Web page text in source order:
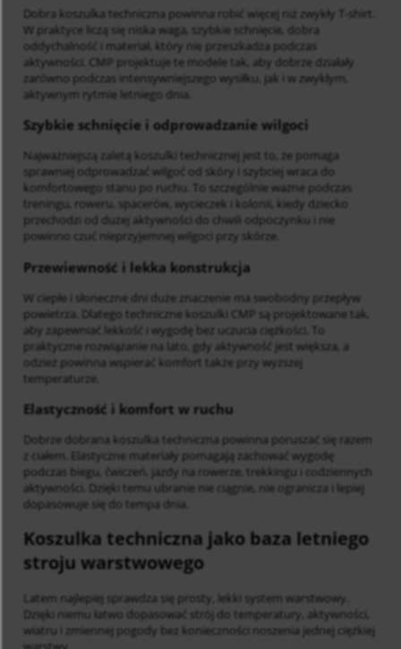
Dobra koszulka techniczna powinna robić więcej niż zwykły T-shirt.
W praktyce liczą się niska waga, szybkie schnięcie, dobra
oddychalność i materiał, który nie przeszkadza podczas
aktywności. CMP projektuje te modele tak, aby dobrze działały
zarówno podczas intensywniejszego wysiłku, jak i w zwykłym,
aktywnym rytmie letniego dnia.
Szybkie schnięcie i odprowadzanie wilgoci
Najważniejszą zaletą koszulki technicznej jest to, że pomaga
sprawniej odprowadzać wilgoć od skóry i szybciej wraca do
komfortowego stanu po ruchu. To szczególnie ważne podczas
treningu, roweru, spacerów, wycieczek i kolonii, kiedy dziecko
przechodzi od dużej aktywności do chwili odpoczynku i nie
powinno czuć nieprzyjemnej wilgoci przy skórze.
Przewiewność i lekka konstrukcja
W ciepłe i słoneczne dni duże znaczenie ma swobodny przepływ
powietrza. Dlatego techniczne koszulki CMP są projektowane tak,
aby zapewniać lekkość i wygodę bez uczucia ciężkości. To
praktyczne rozwiązanie na lato, gdy aktywność jest większa, a
odzież powinna wspierać komfort także przy wyższej
temperaturze.
Elastyczność i komfort w ruchu
Dobrze dobrana koszulka techniczna powinna poruszać się razem
z ciałem. Elastyczne materiały pomagają zachować wygodę
podczas biegu, ćwiczeń, jazdy na rowerze, trekkingu i codziennych
aktywności. Dzięki temu ubranie nie ciągnie, nie ogranicza i lepiej
dopasowuje się do tempa dnia.
Koszulka techniczna jako baza letniego
stroju warstwowego
Latem najlepiej sprawdza się prosty, lekki system warstwowy.
Dzięki niemu łatwo dopasować strój do temperatury, aktywności,
wiatru i zmiennej pogody bez konieczności noszenia jednej ciężkiej